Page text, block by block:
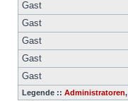
Gast
Gast
Gast
Gast
Gast
Legende :: Administratoren,